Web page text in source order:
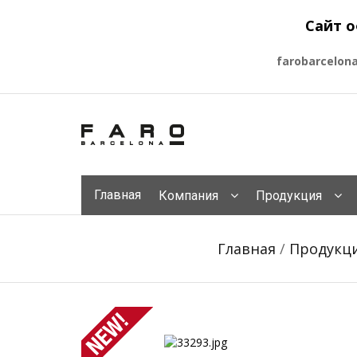
Сайт
Главная Компания Продукция
Главная /